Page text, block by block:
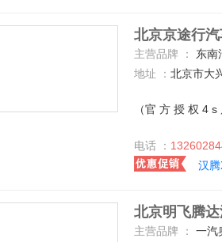
北京京途行
主营品牌 ：
东南汽车 广汽传祺 东风风
地址 ： 北京市大
（官 方 授 权 4 s
电话 ：
汉
北京明飞腾
主营品牌 ：
一汽奥迪 宝沃汽车 上汽大众 广汽本田 北京汽车